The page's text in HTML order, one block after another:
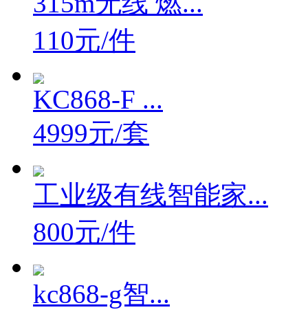
110元/件
KC868-F ...
4999元/套
工业级有线智能家...
800元/件
kc868-g智...